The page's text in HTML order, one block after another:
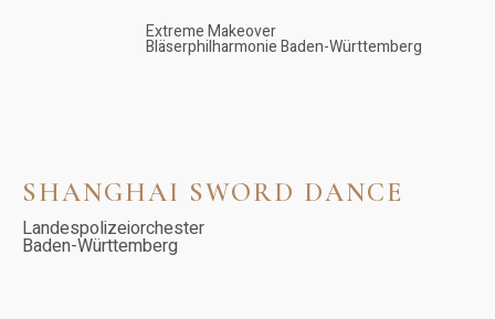
Extreme Makeover
Bläserphilharmonie Baden-Württemberg
SHANGHAI SWORD DANCE
Landespolizeiorchester
Baden-Württemberg